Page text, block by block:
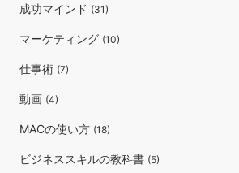
成功マインド (31)
マーケティング (10)
仕事術 (7)
動画 (4)
MACの使い方 (18)
ビジネススキルの教科書 (5)